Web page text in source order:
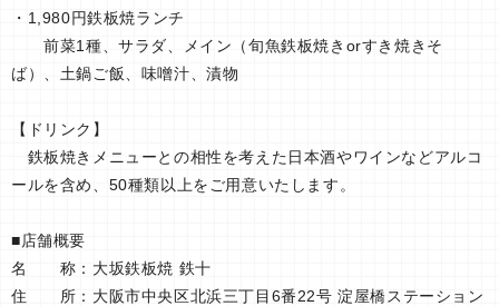
・1,980円鉄板焼ランチ
前菜1種、サラダ、メイン（旬魚鉄板焼きorすき焼きそ
ば）、土鍋ご飯、味噌汁、漬物
【ドリンク】
鉄板焼きメニューとの相性を考えた日本酒やワインなどアルコ
ールを含め、50種類以上をご用意いたします。
■店舗概要
名 称：大坂鉄板焼 鉄十
住 所：大阪市中央区北浜三丁目6番22号 淀屋橋ステーション